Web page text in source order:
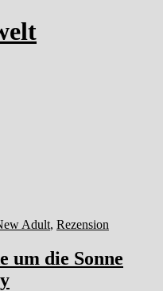
Adult, Rezension
um die Sonne